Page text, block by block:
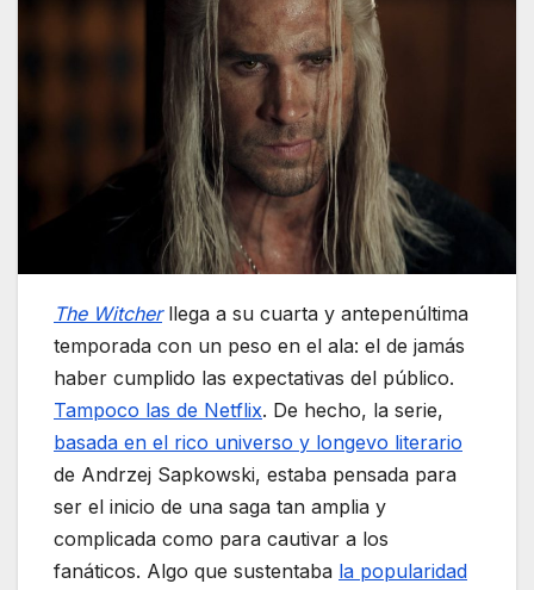
The Witcherllega a su cuarta y antepenúltima
temporada con un peso en el ala: el de jamás
haber cumplido las expectativas del público.
Tampoco las de Netflix. De hecho, la serie,
basada en el rico universo y longevo literario
de Andrzej Sapkowski, estaba pensada para
ser el inicio de una saga tan amplia y
complicada como para cautivar a los
fanáticos. Algo que sustentaba la popularidad